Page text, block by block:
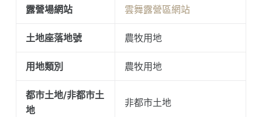
露營場網站 雲舞露營區網站
土地座落地號 農牧用地
用地類別 農牧用地
都市土地/非都市土
地
非都市土地